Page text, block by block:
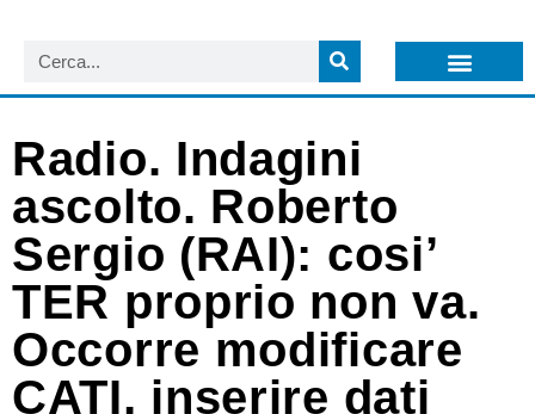
Radio. Indagini
ascolto. Roberto
Sergio (RAI): cosi’
TER proprio non va.
Occorre modificare
CATI, inserire dati